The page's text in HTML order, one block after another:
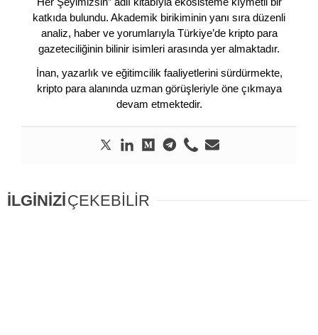
katkıda bulundu. Akademik birikiminin yanı sıra düzenli
analiz, haber ve yorumlarıyla Türkiye’de kripto para
gazeteciliğinin bilinir isimleri arasında yer almaktadır.
İnan, yazarlık ve eğitimcilik faaliyetlerini sürdürmekte,
kripto para alanında uzman görüşleriyle öne çıkmaya
devam etmektedir.
İLGİNİZİÇEKEBİLİR